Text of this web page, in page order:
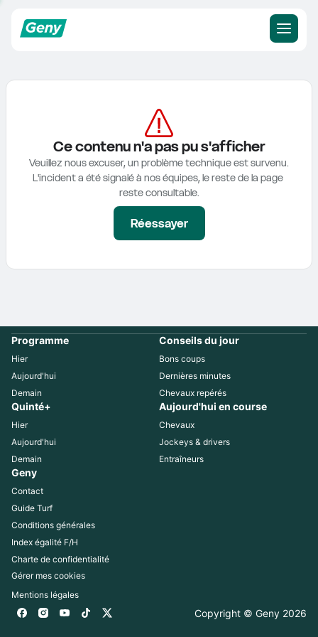
Ce contenu n'a pas pu s'afficher
Veuillez nous excuser, un problème technique est survenu.
L'incident a été signalé à nos équipes, le reste de la page
reste consultable.
Réessayer
Programme
Hier
Aujourd'hui
Demain
Conseils du jour
Bons coups
Dernières minutes
Chevaux repérés
Quinté+
Hier
Aujourd'hui
Demain
Aujourd'hui en course
Chevaux
Jockeys & drivers
Entraîneurs
Geny
Contact
Guide Turf
Conditions générales
Index égalité F/H
Charte de confidentialité
Gérer mes cookies
Mentions légales
Copyright © Geny 2026